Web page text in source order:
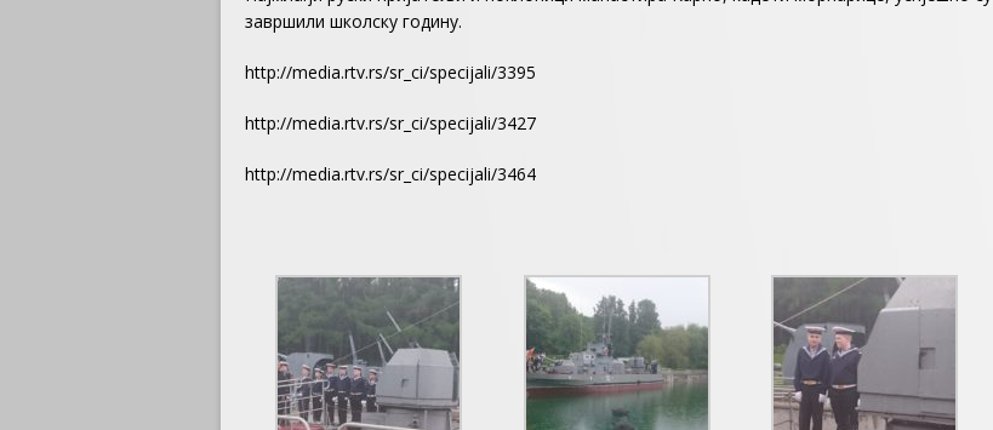
завршили школску годину.
http://media.rtv.rs/sr_ci/specijali/3395
http://media.rtv.rs/sr_ci/specijali/3427
http://media.rtv.rs/sr_ci/specijali/3464